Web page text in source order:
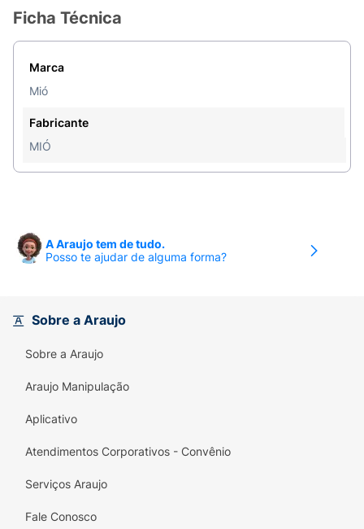
lembrancinhas, mimos e presentes especiais
para adolescentes e adultos. Surpreenda e
inspire seus amigos e familiares com o espírito
divertido e aventureiro do Stitch!
Ficha Técnica
Marca
Mió
Fabricante
MIÓ
A Araujo tem de tudo.
Posso te ajudar de alguma forma?
Sobre a Araujo
Sobre a Araujo
Araujo Manipulação
Aplicativo
Atendimentos Corporativos - Convênio
Serviços Araujo
Fale Conosco